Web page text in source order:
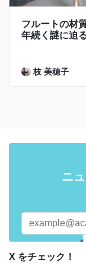
フルートの材
年続く謎に迫
枝 美穂子
ニ
X をチェック！